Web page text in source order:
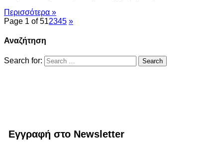
Περισσότερα »
Page 1 of 512345 »
Αναζήτηση
Search for:
Εγγραφή στο Newsletter